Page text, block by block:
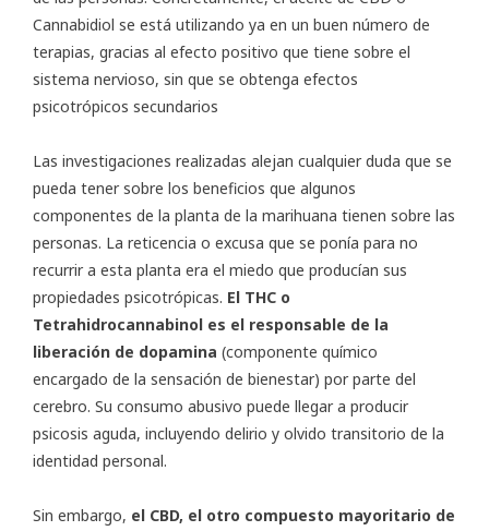
Cannabidiol se está utilizando ya en un buen número de
terapias, gracias al efecto positivo que tiene sobre el
sistema nervioso, sin que se obtenga efectos
psicotrópicos secundarios
Las investigaciones realizadas alejan cualquier duda que se
pueda tener sobre los beneficios que algunos
componentes de la planta de la marihuana tienen sobre las
personas. La reticencia o excusa que se ponía para no
recurrir a esta planta era el miedo que producían sus
propiedades psicotrópicas. El THC o
Tetrahidrocannabinol es el responsable de la
liberación de dopamina (componente químico
encargado de la sensación de bienestar) por parte del
cerebro. Su consumo abusivo puede llegar a producir
psicosis aguda, incluyendo delirio y olvido transitorio de la
identidad personal.
Sin embargo, el CBD, el otro compuesto mayoritario de